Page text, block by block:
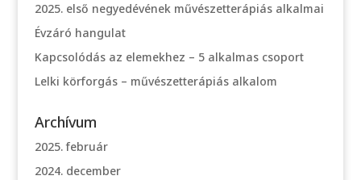
2025. első negyedévének művészetterápiás alkalmai
Évzáró hangulat
Kapcsolódás az elemekhez – 5 alkalmas csoport
Lelki körforgás – művészetterápiás alkalom
Archívum
2025. február
2024. december